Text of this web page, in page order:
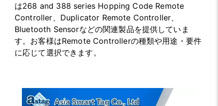
は268 and 388 series Hopping Code Remote
Controller、Duplicator Remote Controller、
Bluetooth Sensorなどの関連製品を提供していま
す。お客様はRemote Controllerの種類や用途・要件
に応じて選択できます。